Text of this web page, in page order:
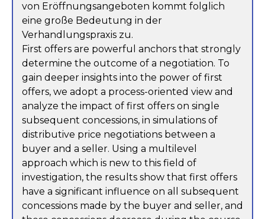
von Eröffnungsangeboten kommt folglich
eine große Bedeutung in der
Verhandlungspraxis zu.
First offers are powerful anchors that strongly
determine the outcome of a negotiation. To
gain deeper insights into the power of first
offers, we adopt a process-oriented view and
analyze the impact of first offers on single
subsequent concessions, in simulations of
distributive price negotiations between a
buyer and a seller. Using a multilevel
approach which is new to this field of
investigation, the results show that first offers
have a significant influence on all subsequent
concessions made by the buyer and seller, and